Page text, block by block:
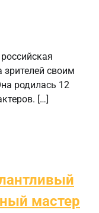
зрителей своим
родилась 12
[…]
мастер